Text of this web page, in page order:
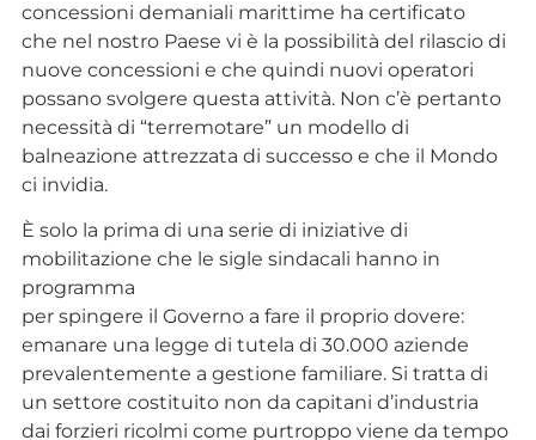
concessioni demaniali marittime ha certificato
che nel nostro Paese vi è la possibilità del rilascio di
nuove concessioni e che quindi nuovi operatori
possano svolgere questa attività. Non c’è pertanto
necessità di “terremotare” un modello di
balneazione attrezzata di successo e che il Mondo
ci invidia.
È solo la prima di una serie di iniziative di
mobilitazione che le sigle sindacali hanno in
programma
per spingere il Governo a fare il proprio dovere:
emanare una legge di tutela di 30.000 aziende
prevalentemente a gestione familiare. Si tratta di
un settore costituito non da capitani d’industria
dai forzieri ricolmi come purtroppo viene da tempo